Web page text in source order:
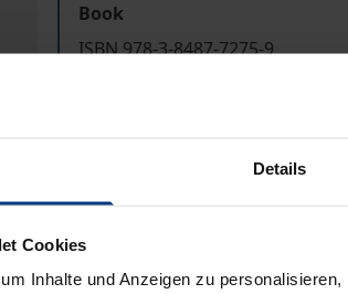
Details
Cookies
Inhalte und Anzeigen zu
Book
ISBN 978-3-8487-7275-9
Prices include VAT. Depending on